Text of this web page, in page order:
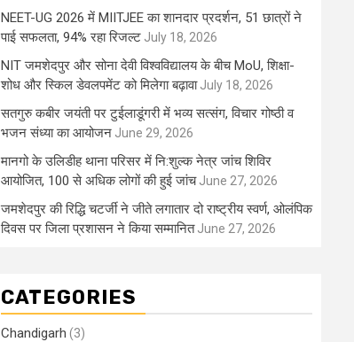
NEET-UG 2026 में MIITJEE का शानदार प्रदर्शन, 51 छात्रों ने
पाई सफलता, 94% रहा रिजल्ट July 18, 2026
NIT जमशेदपुर और सोना देवी विश्वविद्यालय के बीच MoU, शिक्षा-
शोध और स्किल डेवलपमेंट को मिलेगा बढ़ावा July 18, 2026
सतगुरु कबीर जयंती पर टुईलाडूंगरी में भव्य सत्संग, विचार गोष्ठी व
भजन संध्या का आयोजन June 29, 2026
मानगो के उलिडीह थाना परिसर में नि:शुल्क नेत्र जांच शिविर
आयोजित, 100 से अधिक लोगों की हुई जांच June 27, 2026
जमशेदपुर की रिद्धि चटर्जी ने जीते लगातार दो राष्ट्रीय स्वर्ण, ओलंपिक
दिवस पर जिला प्रशासन ने किया सम्मानित June 27, 2026
CATEGORIES
Chandigarh (3)